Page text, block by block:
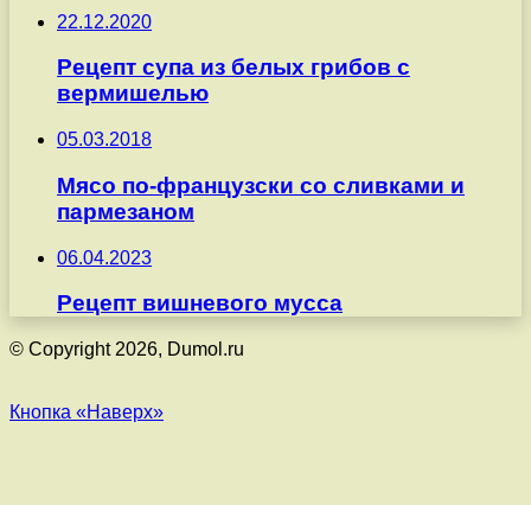
22.12.2020
Рецепт супа из белых грибов с
вермишелью
05.03.2018
Мясо по-французски со сливками и
пармезаном
06.04.2023
Рецепт вишневого мусса
© Copyright 2026, Dumol.ru
Кнопка «Наверх»